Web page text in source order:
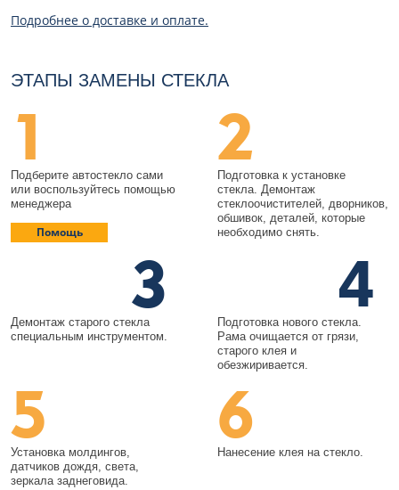
Подробнее о доставке и оплате.
ЭТАПЫ ЗАМЕНЫ СТЕКЛА
1
Подберите автостекло сами
или воспользуйтесь помощью
менеджера
Помощь
2
Подготовка к установке
стекла. Демонтаж
стеклоочистителей, дворников,
обшивок, деталей, которые
необходимо снять.
3
Демонтаж старого стекла
специальным инструментом.
4
Подготовка нового стекла.
Рама очищается от грязи,
старого клея и
обезжиривается.
5
Установка молдингов,
датчиков дождя, света,
зеркала заднеговида.
6
Нанесение клея на стекло.